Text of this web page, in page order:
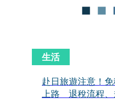
生活
赴日旅遊注意！
上路 退稅流程、